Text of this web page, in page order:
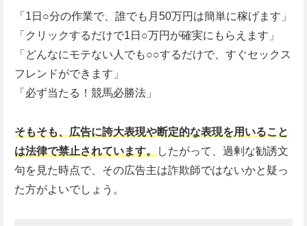
「1日○分の作業で、誰でも月50万円は簡単に稼げます」
「クリックするだけで1日○万円が確実にもらえます」
「どんなにモテない人でも○○するだけで、すぐセックス
フレンドができます」
「必ず当たる！競馬必勝法」
そもそも、広告に誇大表現や断定的な表現を用いること
は法律で禁止されています。
したがって、過剰な勧誘文
句を見た時点で、その広告主は詐欺師ではないかと疑っ
た方がよいでしょう。